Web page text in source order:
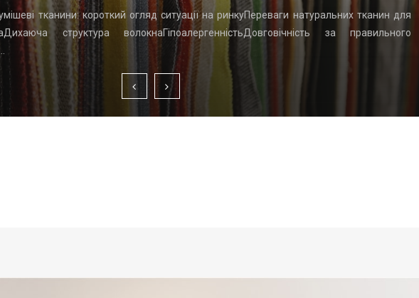
тканини: короткий огляд ситуації на ринкуПереваги натуральних тканин для
структура волокнаГіпоалергенністьДовговічність за правильного